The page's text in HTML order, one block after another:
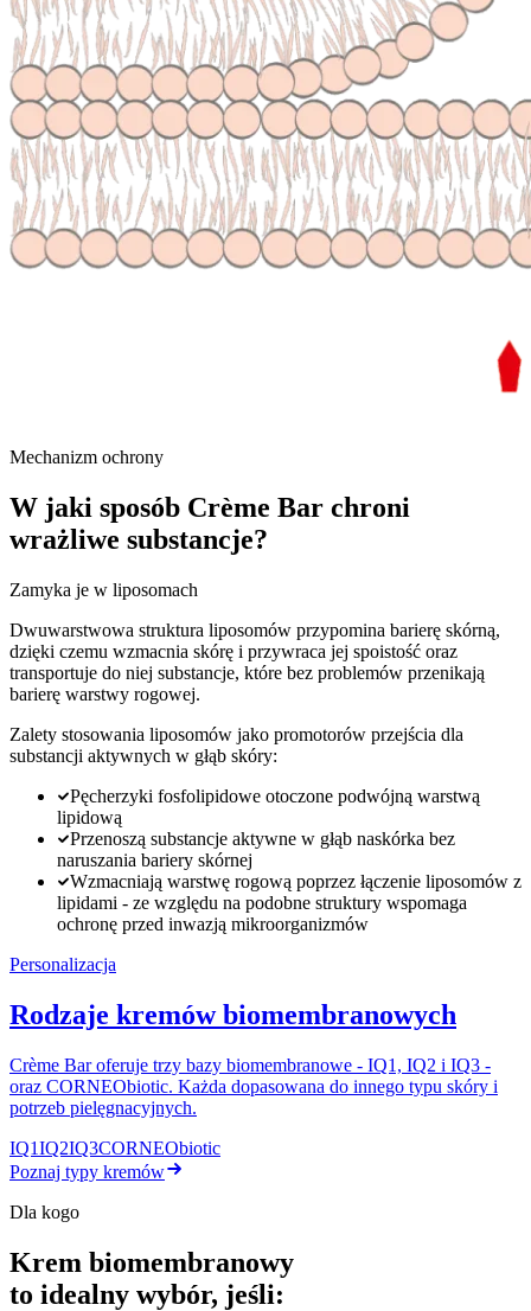
Mechanizm ochrony
W jaki sposób Crème Bar chroni
wrażliwe substancje?
Zamyka je w liposomach
Dwuwarstwowa struktura liposomów przypomina barierę skórną,
dzięki czemu wzmacnia skórę i przywraca jej spoistość oraz
transportuje do niej substancje, które bez problemów przenikają
barierę warstwy rogowej.
Zalety stosowania liposomów jako promotorów przejścia dla
substancji aktywnych w głąb skóry:
Pęcherzyki fosfolipidowe otoczone podwójną warstwą
lipidową
Przenoszą substancje aktywne w głąb naskórka bez
naruszania bariery skórnej
Wzmacniają warstwę rogową poprzez łączenie liposomów z
lipidami - ze względu na podobne struktury wspomaga
ochronę przed inwazją mikroorganizmów
Personalizacja
Rodzaje kremów biomembranowych
Crème Bar oferuje trzy bazy biomembranowe - IQ1, IQ2 i IQ3 -
oraz CORNEObiotic. Każda dopasowana do innego typu skóry i
potrzeb pielęgnacyjnych.
IQ1IQ2IQ3CORNEObiotic
Poznaj typy kremów
Dla kogo
Krem biomembranowy
to idealny wybór, jeśli: